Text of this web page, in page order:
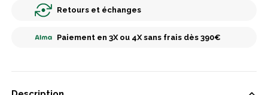
Retours et échanges
Paiement en 3X ou 4X sans frais dès 390€